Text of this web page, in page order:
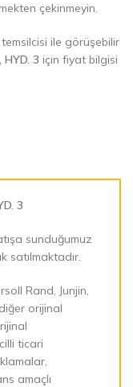
çekinmeyin.
ile görüşebilir
3 için fiyat bilgisi
3
sunduğumuz
satılmaktadır.
Rand, Junjin,
orijinal
ticari
amaçlı